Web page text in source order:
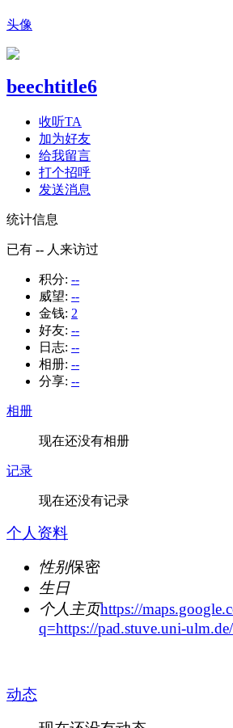
头像
beechtitle6
收听TA
加为好友
给我留言
打个招呼
发送消息
统计信息
已有 -- 人来访过
积分: --
威望: --
金钱: 2
好友: --
日志: --
相册: --
分享: --
相册
现在还没有相册
记录
现在还没有记录
个人资料
性别保密
生日
个人主页https://
q=https://pad.stuve.uni-
动态